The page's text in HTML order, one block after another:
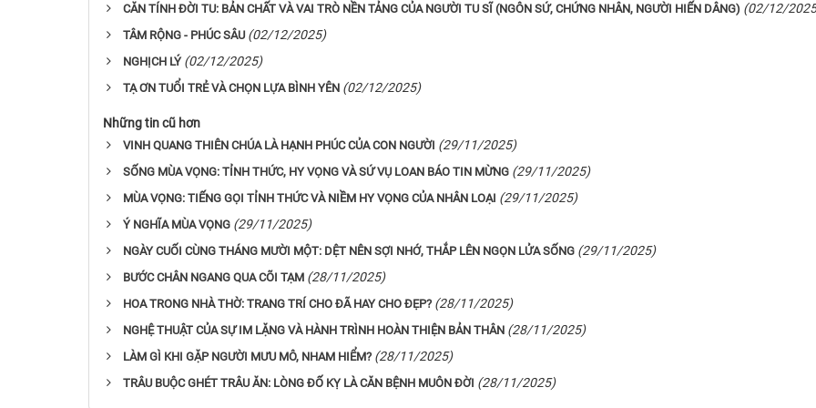
CĂN TÍNH ĐỜI TU: BẢN CHẤT VÀ VAI TRÒ NỀN TẢNG CỦA NGƯỜI TU SĨ (NGÔN SỨ, CHỨNG NHÂN, NGƯỜI HIẾN DÂNG) (02/12/
TÂM RỘNG - PHÚC SÂU (02/12/2025)
NGHỊCH LÝ (02/12/2025)
TẠ ƠN TUỔI TRẺ VÀ CHỌN LỰA BÌNH YÊN (02/12/2025)
Những tin cũ hơn
VINH QUANG THIÊN CHÚA LÀ HẠNH PHÚC CỦA CON NGƯỜI (29/11/2025)
SỐNG MÙA VỌNG: TỈNH THỨC, HY VỌNG VÀ SỨ VỤ LOAN BÁO TIN MỪNG (29/11/2025)
MÙA VỌNG: TIẾNG GỌI TỈNH THỨC VÀ NIỀM HY VỌNG CỦA NHÂN LOẠI (29/11/2025)
Ý NGHĨA MÙA VỌNG (29/11/2025)
NGÀY CUỐI CÙNG THÁNG MƯỜI MỘT: DỆT NÊN SỢI NHỚ, THẮP LÊN NGỌN LỬA SỐNG (29/11/2025)
BƯỚC CHÂN NGANG QUA CÕI TẠM (28/11/2025)
HOA TRONG NHÀ THỜ: TRANG TRÍ CHO ĐÃ HAY CHO ĐẸP? (28/11/2025)
NGHỆ THUẬT CỦA SỰ IM LẶNG VÀ HÀNH TRÌNH HOÀN THIỆN BẢN THÂN (28/11/2025)
LÀM GÌ KHI GẶP NGƯỜI MƯU MÔ, NHAM HIỂM? (28/11/2025)
TRÂU BUỘC GHÉT TRÂU ĂN: LÒNG ĐỐ KỴ LÀ CĂN BỆNH MUÔN ĐỜI (28/11/2025)